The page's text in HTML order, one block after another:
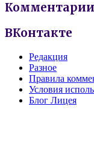
Комментарии
ВКонтакте
Редакция
Разное
Правила
Условия
Блог Лицея